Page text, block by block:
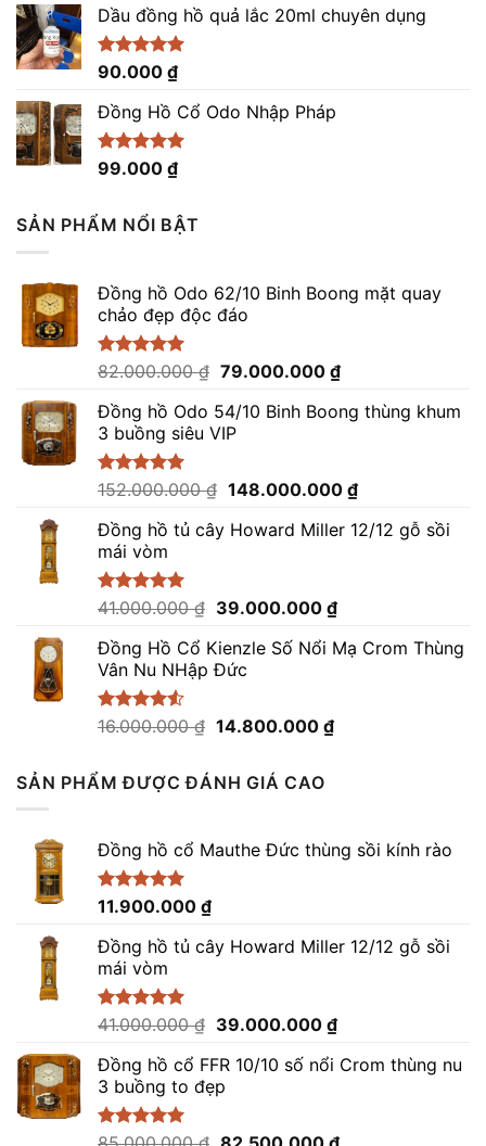
5 sao
Dầu đồng hồ quả lắc 20ml chuyên dụng
Được xếp
5.00
5 sao
90.000 ₫
Đồng Hồ Cổ Odo Nhập Pháp
Được xếp
4.96
99.000 ₫
SẢN PHẨM NỔI BẬT
Đồng hồ Odo 62/10 Binh Boong mặt quay
chảo đẹp độc đáo
Được xếp
5 sao
82.000.000₫ Giá
là:
82.000.000 ₫.
79.000.000 ₫Giá
tại
Đồng hồ Odo 54/10 Binh Boong thùng khum
3 buồng siêu VIP
Được xếp
5 sao
152.000.000₫ Giá
là:
148.000.000 ₫Giá
tại
Đồng hồ tủ cây Howard Miller 12/12 gỗ sồi
mái vòm
Được xếp
5 sao
41.000.000₫ Giá
là:
41.000.000 ₫.
39.000.000 ₫Giá
tại
Đồng Hồ Cổ Kienzle Số Nổi Mạ Crom Thùng
Vân Nu NHập Đức
Được xếp
16.000.000₫ Giá
16.000.000 ₫.
14.800.000 ₫Giá
SẢN PHẨM ĐƯỢC ĐÁNH GIÁ CAO
Đồng hồ cổ Mauthe Đức thùng sồi kính rào
Được xếp
5 sao
11.900.000 ₫
Đồng hồ tủ cây Howard Miller 12/12 gỗ sồi
mái vòm
Được xếp
5 sao
41.000.000₫ Giá
là:
41.000.000 ₫.
39.000.000 ₫Giá
tại
Đồng hồ cổ FFR 10/10 số nổi Crom thùng nu
3 buồng to đẹp
Được xếp